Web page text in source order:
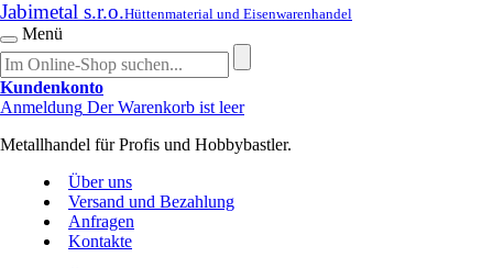
Jabimetal s.r.o.Hüttenmaterial und Eisenwarenhandel
Menü
Kundenkonto
Anmeldung Der Warenkorb ist leer
Metallhandel für Profis und Hobbybastler.
Über uns
Versand und Bezahlung
Anfragen
Kontakte